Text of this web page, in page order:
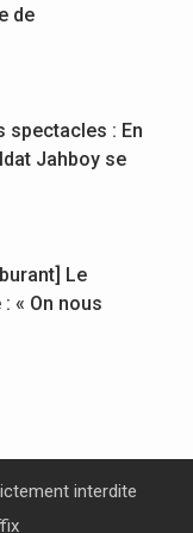
de
spectacles : En
Jahboy se
Le
« On nous
interdite